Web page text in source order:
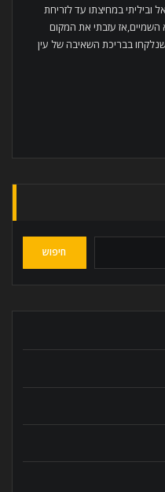
וביליתי במחיצתו עד לזריחת
עזבתי את המקום
שנלקחו בבריכת השאיבה של עין
חיפוש